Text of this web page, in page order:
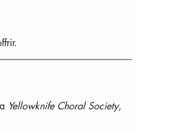
Yellowknife Choral Society,